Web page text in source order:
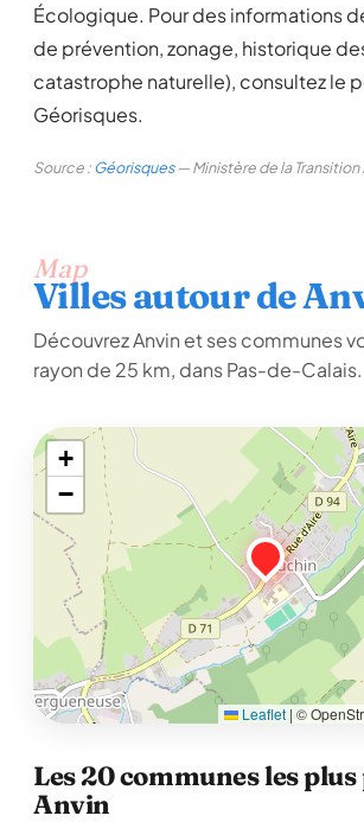
Écologique. Pour des informations
de prévention, zonage, historique
catastrophe naturelle), consultez le
Géorisques.
Source :Géorisques— Ministère de la
Map
Villes autour de
Découvrez Anvin et ses communes
rayon de 25 km, dans Pas-de-Calais.
+
−
Leaflet | ©
Les 20 communes les
Anvin